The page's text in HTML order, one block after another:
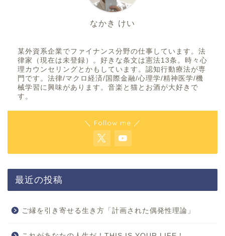
なかき けい
某外資系企業でファイナンス分野の仕事しています。法
律家（現在は未登録）。好きな条文は憲法13条。時々心
理カウンセリングとかもしています。認知行動療法が専
門です。法律/マクロ経済/国際金融/心理学/精神医学/機
械学習に興味があります。音楽と猫とお酒が大好きで
す。
＼ Follow me ／
最近の投稿
ご縁を引き寄せる生き方「計画された偶発性理論」